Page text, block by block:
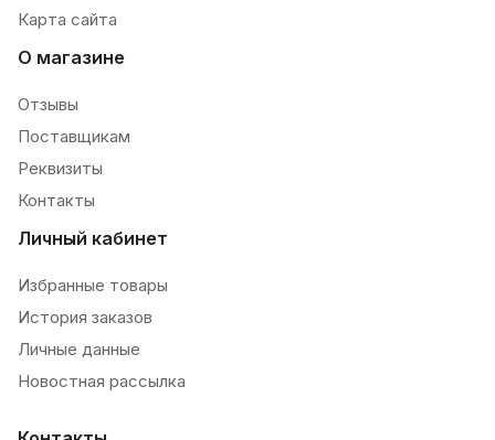
Карта сайта
О магазине
Отзывы
Поставщикам
Реквизиты
Контакты
Личный кабинет
Избранные товары
История заказов
Личные данные
Новостная рассылка